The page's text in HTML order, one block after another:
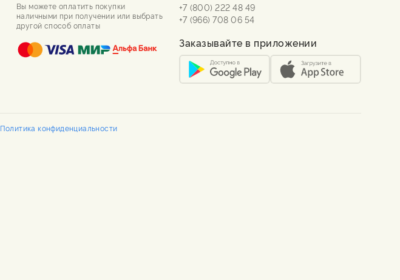
Вы можете оплатить покупки
наличными при получении или выбрать
другой способ оплаты
+7 (800) 222 48 49
+7 (966) 708 06 54
Заказывайте в приложении
Политика конфиденциальности